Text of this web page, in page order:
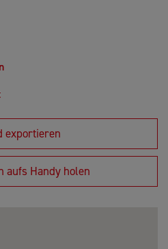
exportieren
aufs Handy holen